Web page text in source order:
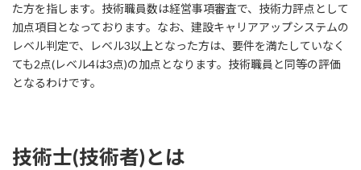
た方を指します。技術職員数は経営事項審査で、技術力評点として
加点項目となっております。なお、建設キャリアアップシステムの
レベル判定で、レベル3以上となった方は、要件を満たしていなく
ても2点(レベル4は3点)の加点となります。技術職員と同等の評価
となるわけです。
技術士(技術者)とは